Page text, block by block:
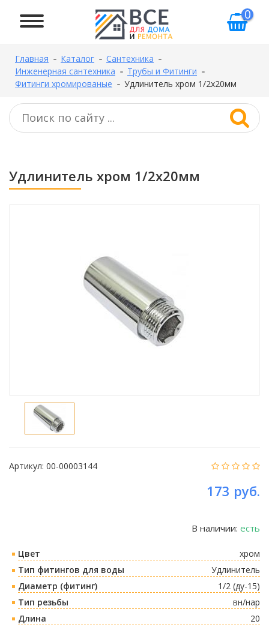
0
Главная Каталог
Сантехника
Инженерная сантехника
Трубы и Фитинги
Фитинги хромированые
Удлинитель хром 1/2х20мм
Удлинитель хром 1/2х20мм
Артикул: 00-00003144
173 руб.
В наличии: есть
Цвет
хром
Тип фитингов для воды
Удлинитель
Диаметр (фитинг)
1/2 (ду-15)
Тип резьбы
вн/нар
Длина
20